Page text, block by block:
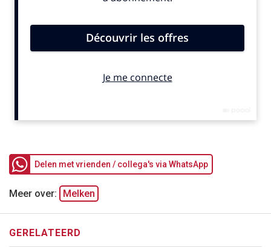
Delen met vrienden / collega's via WhatsApp
Meer over: Melken
GERELATEERD